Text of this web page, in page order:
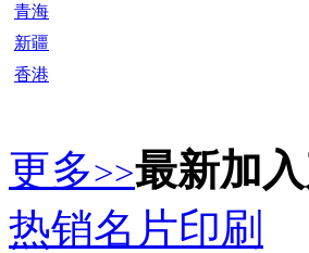
青海
新疆
香港
更多>>最新加
热销名片印刷